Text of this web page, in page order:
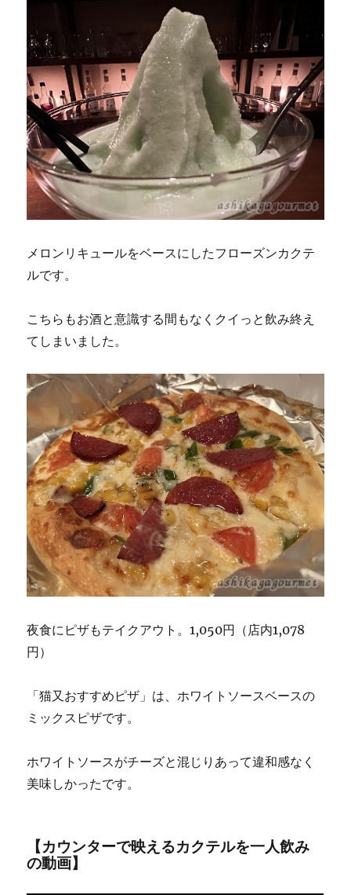
メロンリキュールをベースにしたフローズンカクテ
ルです。
こちらもお酒と意識する間もなくクイっと飲み終え
てしまいました。
夜食にピザもテイクアウト。1,050円（店内1,078
円）
「猫又おすすめピザ」は、ホワイトソースベースの
ミックスピザです。
ホワイトソースがチーズと混じりあって違和感なく
美味しかったです。
【カウンターで映えるカクテルを一人飲み
の動画】